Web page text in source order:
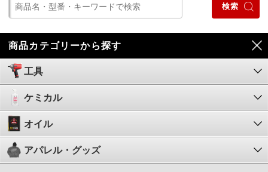
FACOM（ファコ
ム） 万力用 ファ
イバージョウ 15
28,172円(税込)
商品カテゴリーから探す
工具
ケミカル
オイル
アパレル・グッズ